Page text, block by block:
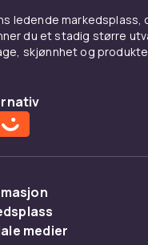
ledende
du et stadig større
skjønnhet og
Center
medier